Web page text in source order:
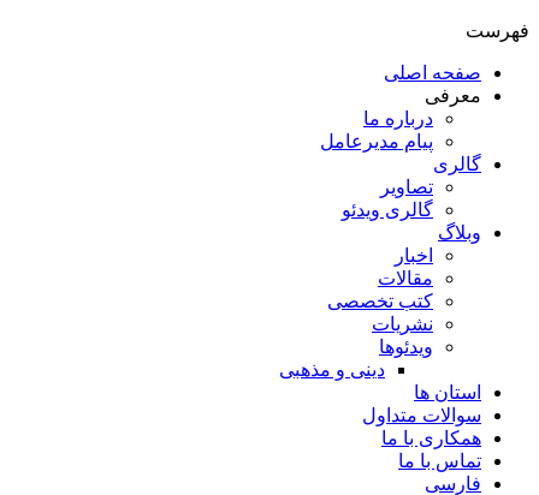
فهرست
صفحه اصلی
معرفی
درباره ما
پیام مدیرعامل
گالری
تصاویر
گالری ویدئو
وبلاگ
اخبار
مقالات
کتب تخصصی
نشریات
ویدئوها
دینی و مذهبی
استان ها
سوالات متداول
همکاری با ما
تماس با ما
فارسی